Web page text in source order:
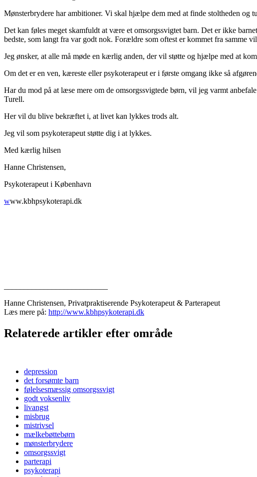
Mønsterbrydere har ambitioner. Vi skal hjælpe dem med at finde stoltheden og
Det kan føles meget skamfuldt at være et omsorgssvigtet barn. Det er ikke
bedste, som langt fra var godt nok. Forældre som oftest er kommet fra samme
Jeg ønsker, at alle må møde en kærlig anden, der vil støtte og hjælpe med at
Om det er en ven, kæreste eller psykoterapeut er i første omgang ikke så
Har du mod på at læse mere om de omsorgssvigtede børn, vil jeg varmt
Turell.
Her vil du blive bekræftet i, at livet kan lykkes trods alt.
Jeg vil som psykoterapeut støtte dig i at lykkes.
Med kærlig hilsen
Hanne Christensen,
Psykoterapeut i København
www.kbhpsykoterapi.dk
Hanne Christensen, Privatpraktiserende Psykoterapeut & Parterapeut
Læs mere på: http://www.kbhpsykoterapi.dk
Relaterede artikler efter område
depression
det forsømte barn
følelsesmæssig omsorgssvigt
godt voksenliv
livangst
misbrug
mistrivsel
mælkebøttebørn
mønsterbrydere
omsorgssvigt
parterapi
psykoterapi